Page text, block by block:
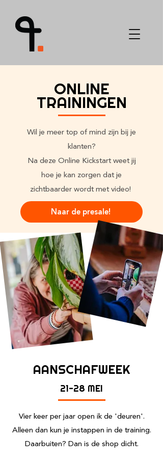
ONLINE
TRAININGEN
Wil je meer top of mind zijn bij je
klanten?
Na deze Online Kickstart weet jij
hoe je kan zorgen dat je
zichtbaarder wordt met video!
Naar de presale!
AANSCHAFWEEK
21-28 MEI
Vier keer per jaar open ik de 'deuren'.
Alleen dan kun je instappen in de training.
Daarbuiten? Dan is de shop dicht.